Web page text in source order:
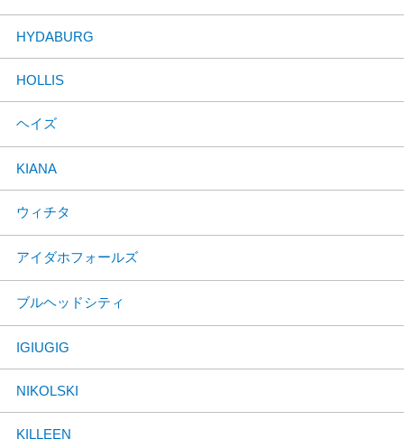
HYDABURG
HOLLIS
ヘイズ
KIANA
ウィチタ
アイダホフォールズ
ブルヘッドシティ
IGIUGIG
NIKOLSKI
KILLEEN